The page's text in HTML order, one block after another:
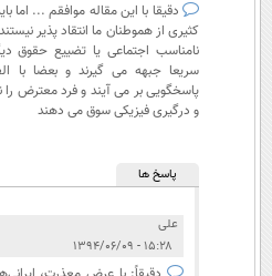
دقیقا با این مقاله موافقم ... اما
کثیری از هموطنان ما انتقاد پذیر
نامناسب اجتماعی یا تضییع حقوق
سریعا جبهه می گیرند و بعضا با
پاسخگویی بر می آیند و فرد معترض
و درگیری فیزیکی سوق می دهند
پاسخ ها
علی
۱۵:۲۸ - ۱۳۹۴/۰۶/۰۹